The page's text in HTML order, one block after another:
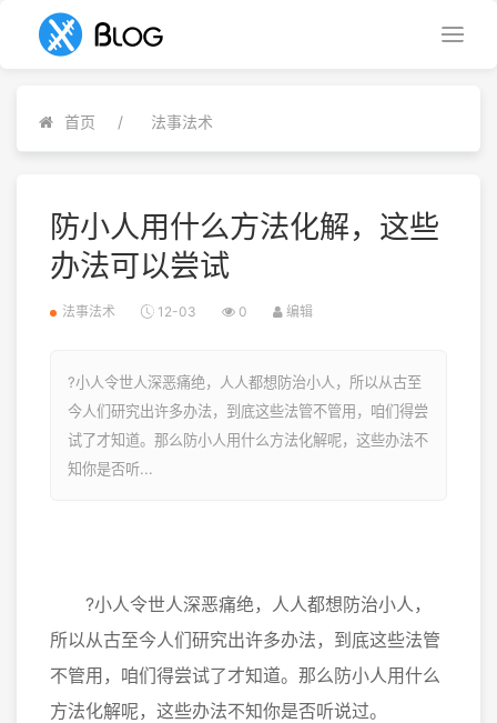
首页 法事法术
防小人用什么方法化解，这些
办法可以尝试
法事法术 12-03 0 编辑
?小人令世人深恶痛绝，人人都想防治小人，所以从古至
今人们研究出许多办法，到底这些法管不管用，咱们得尝
试了才知道。那么防小人用什么方法化解呢，这些办法不
知你是否听...
?小人令世人深恶痛绝，人人都想防治小人，
所以从古至今人们研究出许多办法，到底这些法管
不管用，咱们得尝试了才知道。那么防小人用什么
方法化解呢，这些办法不知你是否听说过。